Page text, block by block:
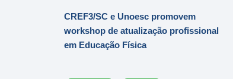
CREF3/SC e Unoesc promovem
workshop de atualização profissional
em Educação Física